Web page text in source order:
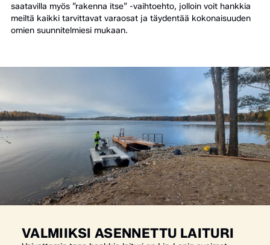
saatavilla myös ”rakenna itse” -vaihtoehto, jolloin voit hankkia
meiltä kaikki tarvittavat varaosat ja täydentää kokonaisuuden
omien suunnitelmiesi mukaan.
VALMIIKSI ASENNETTU LAITURI